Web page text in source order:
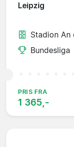
Leipzig
Stadion An
Bundesliga
PRIS FRA
1 365,-